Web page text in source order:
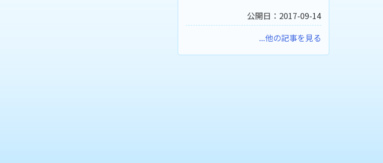
公開日：2017-09-14
...他の記事を見る